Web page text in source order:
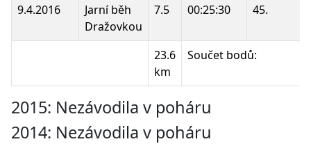
9.4.2016
Jarní běh
Dražovkou
7.5 00:25:30 45.
23.6
km
Součet bodů:
2015: Nezávodila v poháru
2014: Nezávodila v poháru